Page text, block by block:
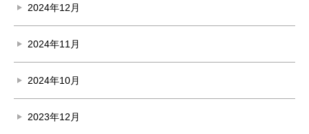
2024年12月
2024年11月
2024年10月
2023年12月